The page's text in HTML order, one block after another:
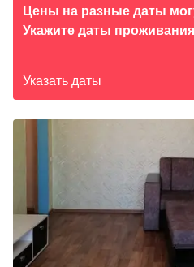
Цены на разные даты
Укажите даты
Указать даты